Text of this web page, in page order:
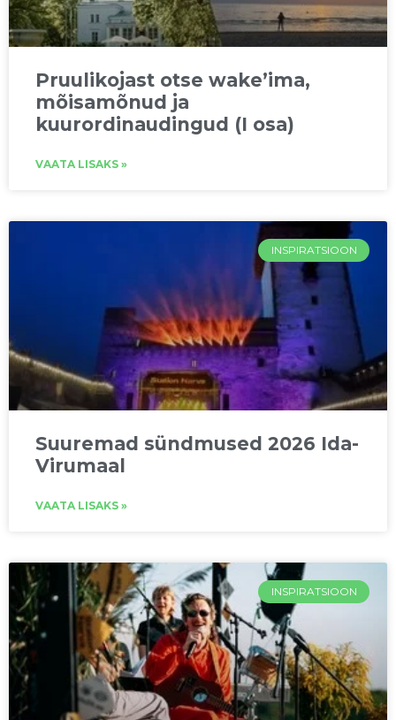
Pruulikojast otse wake’ima,
mõisamõnud ja
kuurordinaudingud (I osa)
VAATA LISAKS »
INSPIRATSIOON
Suuremad sündmused 2026 Ida-
Virumaal
VAATA LISAKS »
INSPIRATSIOON